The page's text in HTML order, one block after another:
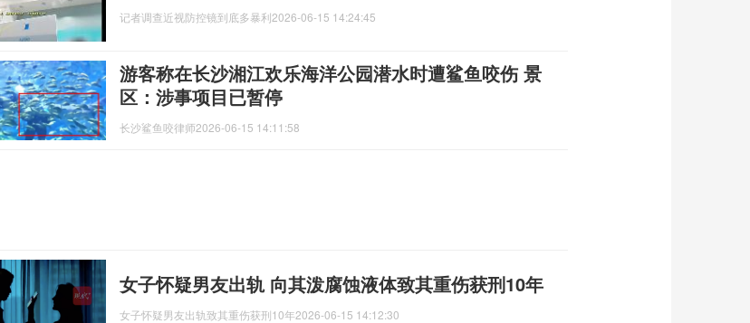
记者调查近视防控镜到底多暴利2026-06-15 14:24:45
游客称在长沙湘江欢乐海洋公园潜水时遭鲨鱼咬伤 景
区：涉事项目已暂停
长沙鲨鱼咬律师2026-06-15 14:11:58
女子怀疑男友出轨 向其泼腐蚀液体致其重伤获刑10年
女子怀疑男友出轨致其重伤获刑10年2026-06-15 14:12:30